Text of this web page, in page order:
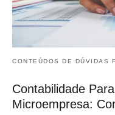
CONTEÚDOS DE DÚVIDAS
Contabilidade
Microempresa: